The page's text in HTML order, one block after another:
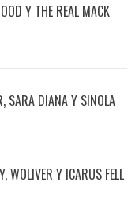
Y THE REAL MACK
SARA DIANA Y SINOLA
Y ICARUS FELL